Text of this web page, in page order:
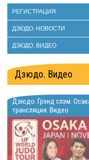
РЕГИСТРАЦИЯ
ДЗЮДО. НОВОСТИ
ДЗЮДО. ВИДЕО
Дзюдо. Видео
Дзюдо. Грэнд слэм.
трансляция. Видео